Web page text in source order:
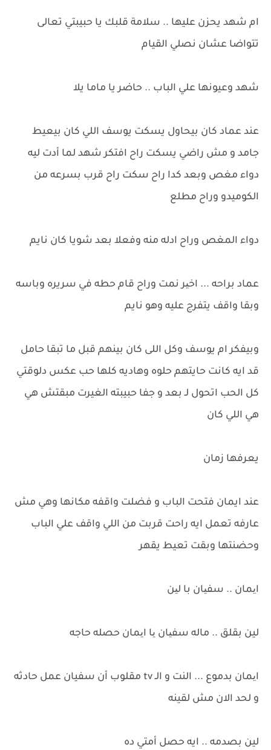
ام شهد يحزن عليها .. سلامة قلبك يا حبيبتي تعالى
تتواضا عشان نصلي القيام
شهد وعيونها علي الباب .. حاضر يا ماما يلا
عند عماد كان بيحاول يسكت يوسف اللي كان بيعيط
جامد و مش راضي يسكت راح افتكر شهد لما أدت ليه
دواء مغص وبعد كدا راح سكت راح قرب بسرعه من
الكوميدو وراح مطلع
دواء المغص وراح ادله منه وفعلا بعد شويا كان نايم
عماد براحه ... اخیر نمت وراح قام حطه في سريره وباسه
وبقا واقف يتفرج عليه وهو نايم
وبيفكر ام يوسف وكل اللى كان بينهم قبل ما تبقا حامل
قد ايه كانت حايتهم حلوه وهاديه كلها حب عكس دلوقتي
كل الحب اتحول لـ بعد و جفا حبيبته الغيرت مبقتش هي
هي اللي كان
يعرفها زمان
عند ايمان فتحت الباب و فضلت واقفه مكانها وهي مش
عارفه تعمل ايه راحت قربت من اللي واقف علي الباب
وحضنتها وبقت تعيط يقهر
ایمان .. سفیان با لین
لين بقلق .. ماله سفیان یا ایمان حصله حاجه
ایمان بدموع ... النت و الـ tv مقلوب أن سفيان عمل حادثه
و لحد الان مش لقينه
لين بصدمه .. ايه حصل أمتي ده